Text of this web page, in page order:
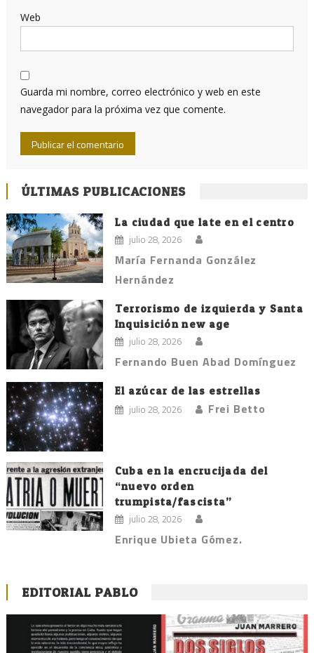
Web
Guarda mi nombre, correo electrónico y web en este
navegador para la próxima vez que comente.
ÚLTIMAS PUBLICACIONES
La ciudad que late en el centro
julio 28, 2026
María Fernanda González
Hernández
Terrorismo de izquierda y Santa
Inquisición new age
julio 28, 2026
Fernando Buen Abad Domínguez
El azúcar de las estrellas
julio 28, 2026 Frei Betto
Cuba en la encrucijada del
“nuevo orden
trumpista/fascista”
julio 28, 2026
Enrique Ubieta Gómez.
EDITORIAL PABLO